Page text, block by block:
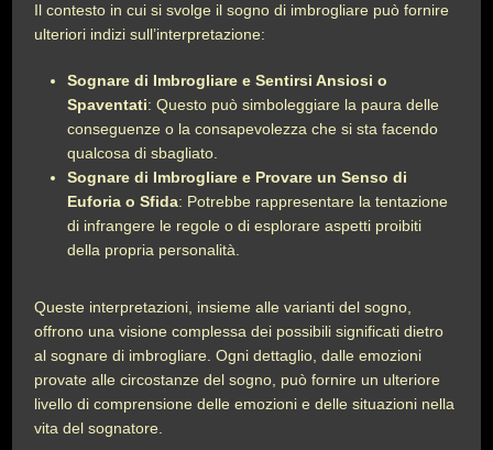
Il contesto in cui si svolge il sogno di imbrogliare può fornire
ulteriori indizi sull’interpretazione:
Sognare di Imbrogliare e Sentirsi Ansiosi o
Spaventati: Questo può simboleggiare la paura delle
conseguenze o la consapevolezza che si sta facendo
qualcosa di sbagliato.
Sognare di Imbrogliare e Provare un Senso di
Euforia o Sfida: Potrebbe rappresentare la tentazione
di infrangere le regole o di esplorare aspetti proibiti
della propria personalità.
Queste interpretazioni, insieme alle varianti del sogno,
offrono una visione complessa dei possibili significati dietro
al sognare di imbrogliare. Ogni dettaglio, dalle emozioni
provate alle circostanze del sogno, può fornire un ulteriore
livello di comprensione delle emozioni e delle situazioni nella
vita del sognatore.